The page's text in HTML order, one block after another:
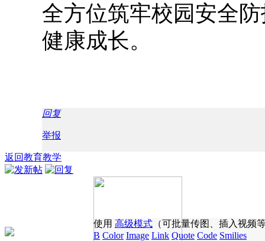
全方位筑牢校园安全
健康成长。
回复
举报
返回教育教学
使用 高级模式 （可批量传图、插入视频
B Color Image Link Quote Code Smilies